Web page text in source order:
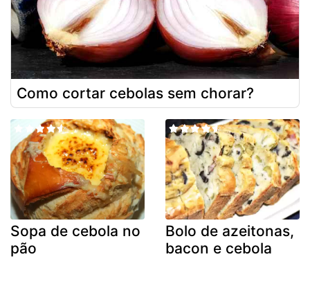
Como cortar cebolas sem chorar?
Sopa de cebola no
pão
Bolo de azeitonas,
bacon e cebola